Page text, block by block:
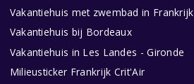
Vakantiehuis met zwembad in Frankrijk
Vakantiehuis bij Bordeaux
Vakantiehuis in Les Landes - Gironde
Milieusticker Frankrijk Crit'Air